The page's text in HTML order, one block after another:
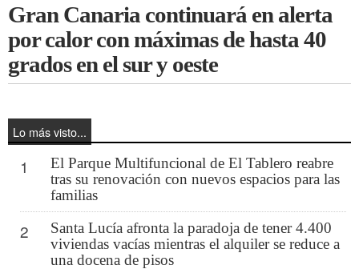
Gran Canaria continuará en alerta
por calor con máximas de hasta 40
grados en el sur y oeste
Lo más visto...
1
El Parque Multifuncional de El Tablero reabre
tras su renovación con nuevos espacios para las
familias
2
Santa Lucía afronta la paradoja de tener 4.400
viviendas vacías mientras el alquiler se reduce a
una docena de pisos